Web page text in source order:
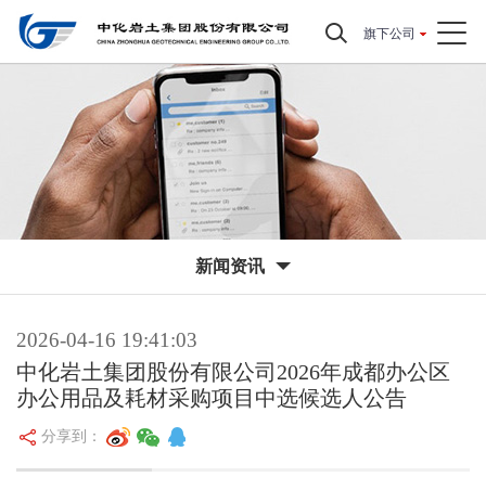
旗下公司
新闻资讯
2026-04-16 19:41:03
中化岩土集团股份有限公司2026年成都办公区
办公用品及耗材采购项目中选候选人公告
分享到：